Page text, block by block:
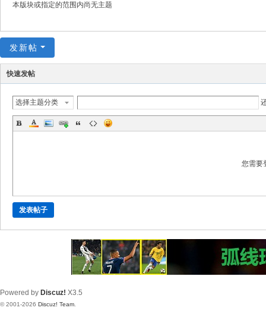
本版块或指定的范围内尚无主题
发新帖
快速发帖
选择主题分类
您需要
发表帖子
Powered by Discuz! X3.5
© 2001-2026 Discuz! Team